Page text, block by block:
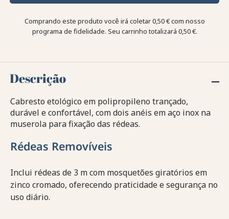
Comprando este produto você irá coletar0,50 €com nosso
programa de fidelidade. Seu carrinho totalizará 0,50 €.
Descrição
Cabresto etológico em polipropileno trançado,
durável e confortável, com dois anéis em aço inox na
muserola para fixação das rédeas.
Rédeas Removíveis
Inclui rédeas de 3 m com mosquetões giratórios em
zinco cromado, oferecendo praticidade e segurança no
uso diário.